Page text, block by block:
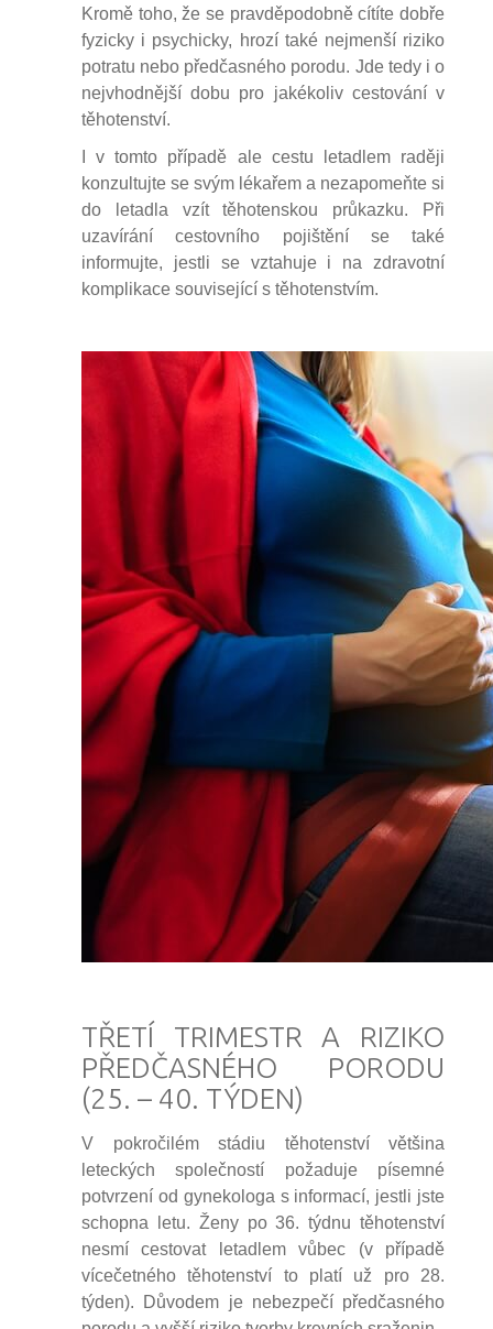
Kromě toho, že se pravděpodobně cítíte dobře
fyzicky i psychicky, hrozí také nejmenší riziko
potratu nebo předčasného porodu. Jde tedy i o
nejvhodnější dobu pro jakékoliv cestování v
těhotenství.
I v tomto případě ale cestu letadlem raději
konzultujte se svým lékařem a nezapomeňte si
do letadla vzít těhotenskou průkazku. Při
uzavírání cestovního pojištění se také
informujte, jestli se vztahuje i na zdravotní
komplikace související s těhotenstvím.
TŘETÍ TRIMESTR A RIZIKO
PŘEDČASNÉHO PORODU
(25. – 40. TÝDEN)
V pokročilém stádiu těhotenství většina
leteckých společností požaduje písemné
potvrzení od gynekologa s informací, jestli jste
schopna letu. Ženy po 36. týdnu těhotenství
nesmí cestovat letadlem vůbec (v případě
vícečetného těhotenství to platí už pro 28.
týden). Důvodem je nebezpečí předčasného